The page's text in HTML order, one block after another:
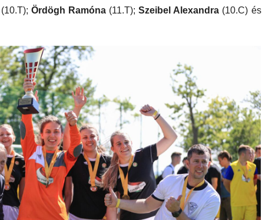
Ördögh Ramóna(11.T);Szeibel Alexandra (10.C) és